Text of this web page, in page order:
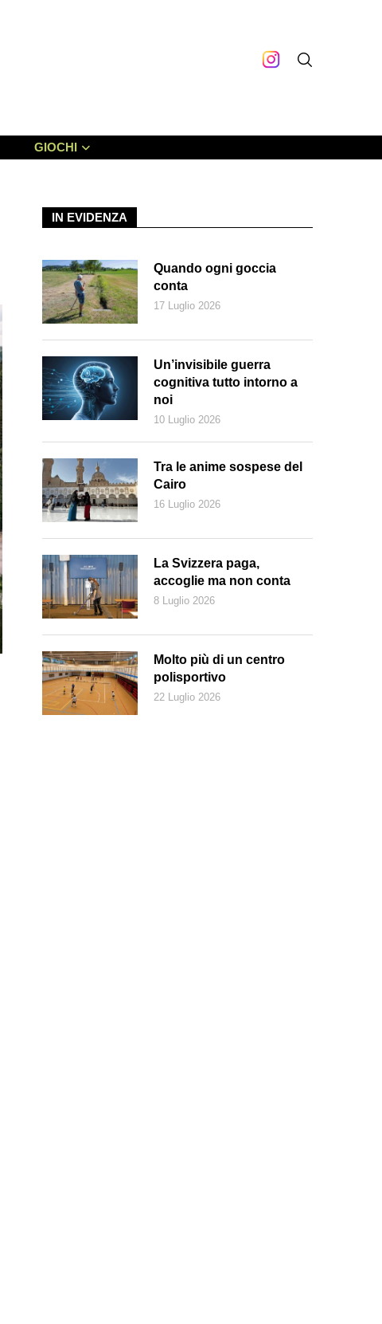
GIOCHI
Veduta dall’alto della batteria a sabbia finlandese (Polar Night Energy)
IN EVIDENZA
Quando ogni goccia
conta
17 Luglio 2026
Un’invisibile guerra
cognitiva tutto intorno a
noi
10 Luglio 2026
Tra le anime sospese del
Cairo
16 Luglio 2026
La Svizzera paga,
accoglie ma non conta
8 Luglio 2026
Molto più di un centro
polisportivo
22 Luglio 2026